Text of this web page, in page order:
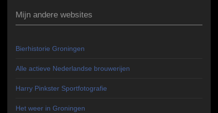
Mijn andere websites
Bierhistorie Groningen
Alle actieve Nederlandse brouwerijen
Harry Pinkster Sportfotografie
Het weer in Groningen